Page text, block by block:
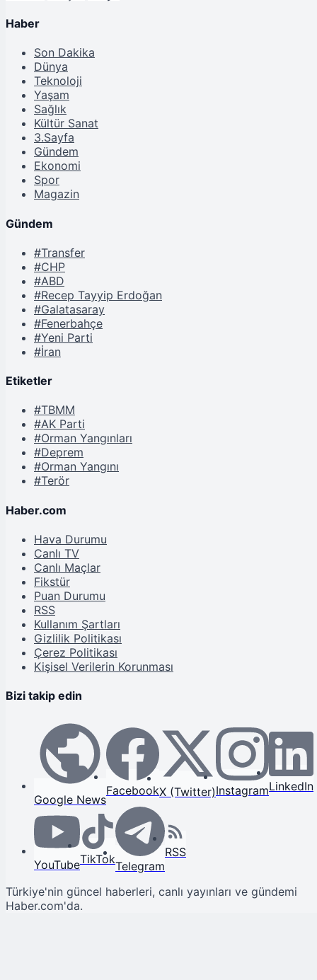
Haber
Son Dakika
Dünya
Teknoloji
Yaşam
Sağlık
Kültür Sanat
3.Sayfa
Gündem
Ekonomi
Spor
Magazin
Gündem
#Transfer
#CHP
#ABD
#Recep Tayyip Erdoğan
#Galatasaray
#Fenerbahçe
#Yeni Parti
#İran
Etiketler
#TBMM
#AK Parti
#Orman Yangınları
#Deprem
#Orman Yangını
#Terör
Haber.com
Hava Durumu
Canlı TV
Canlı Maçlar
Fikstür
Puan Durumu
RSS
Kullanım Şartları
Gizlilik Politikası
Çerez Politikası
Kişisel Verilerin Korunması
Bizi takip edin
Google News
FacebookX (Twitter)InstagramLinkedIn
YouTubeTikTokTelegram
RSS
Türkiye'nin güncel haberleri, canlı yayınları ve gündemi
Haber.com'da.